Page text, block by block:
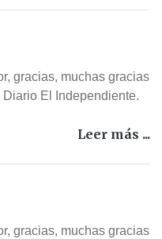
gracias, muchas gracias
El Independiente.
Leer más ...
gracias, muchas gracias